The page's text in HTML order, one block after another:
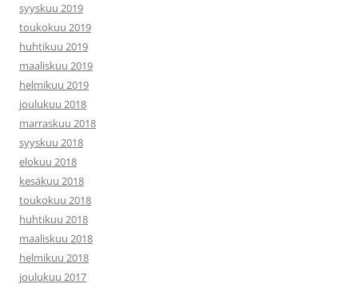
syyskuu 2019
toukokuu 2019
huhtikuu 2019
maaliskuu 2019
helmikuu 2019
joulukuu 2018
marraskuu 2018
syyskuu 2018
elokuu 2018
kesäkuu 2018
toukokuu 2018
huhtikuu 2018
maaliskuu 2018
helmikuu 2018
joulukuu 2017